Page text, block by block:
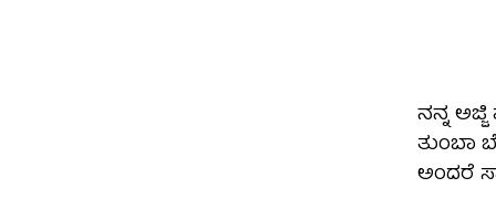
ನನ್ನ
ತುಂಬಾ
ಅಂದರೆ